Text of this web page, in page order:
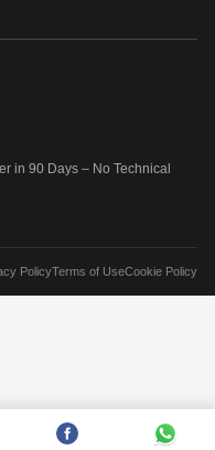
in 90 Days – No Technical
PolicyTerms of UseCookie Policy